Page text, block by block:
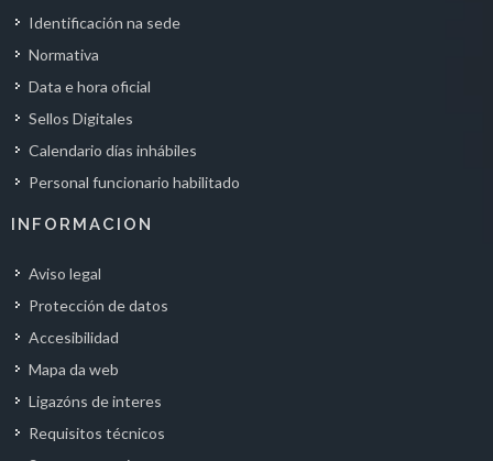
Identificación na sede
Normativa
Data e hora oficial
Sellos Digitales
Calendario días inhábiles
Personal funcionario habilitado
INFORMACION
Aviso legal
Protección de datos
Accesibilidad
Mapa da web
Ligazóns de interes
Requisitos técnicos